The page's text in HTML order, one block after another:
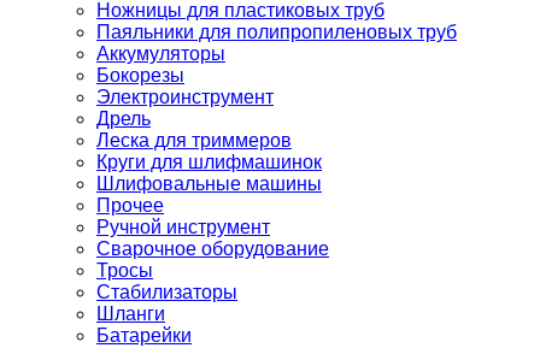
Ножницы для пластиковых труб
Паяльники для полипропиленовых труб
Аккумуляторы
Бокорезы
Электроинструмент
Дрель
Леска для триммеров
Круги для шлифмашинок
Шлифовальные машины
Прочее
Ручной инструмент
Сварочное оборудование
Тросы
Стабилизаторы
Шланги
Батарейки